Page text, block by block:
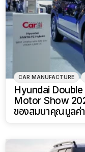
CAR MANUFACTURE
Hyundai Double
Motor Show
ของสมนาคุณมูลค่